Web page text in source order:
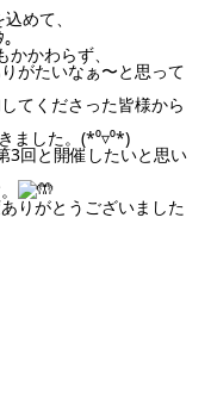
めて、
かわらず、
がたいなぁ〜と思って
てくださった皆様から
ました。(*⁰▿⁰*)
3回と開催したいと思い
りがとうございました